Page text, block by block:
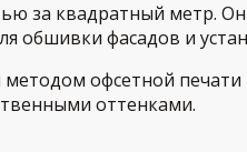
за квадратный метр.
обшивки фасадов и
офсетной
оттенками.